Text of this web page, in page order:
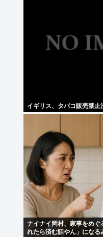
イギリス、タバコ販売禁止
ナイナイ岡村、家事をめぐ
れたら済む話やん」にな